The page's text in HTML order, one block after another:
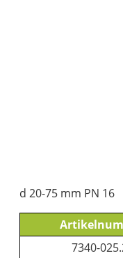
d 20-75 mm PN 16
7340-